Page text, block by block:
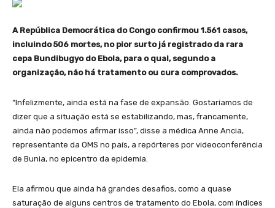
A República Democrática do Congo confirmou 1.561 casos,
incluindo 506 mortes, no pior surto já registrado da rara
cepa Bundibugyo do Ebola, para o qual, segundo a
organização, não há tratamento ou cura comprovados.
“Infelizmente, ainda está na fase de expansão. Gostaríamos de
dizer que a situação está se estabilizando, mas, francamente,
ainda não podemos afirmar isso”, disse a médica Anne Ancia,
representante da OMS no país, a repórteres por videoconferência
de Bunia, no epicentro da epidemia.
Ela afirmou que ainda há grandes desafios, como a quase
saturação de alguns centros de tratamento do Ebola, com índices